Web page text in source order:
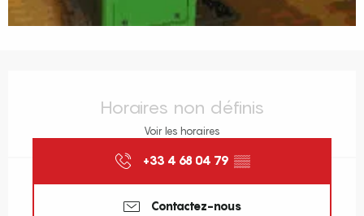
Horaires non définis
Voir les horaires
+33 4 68 04 79 ▒▒
Contactez-nous